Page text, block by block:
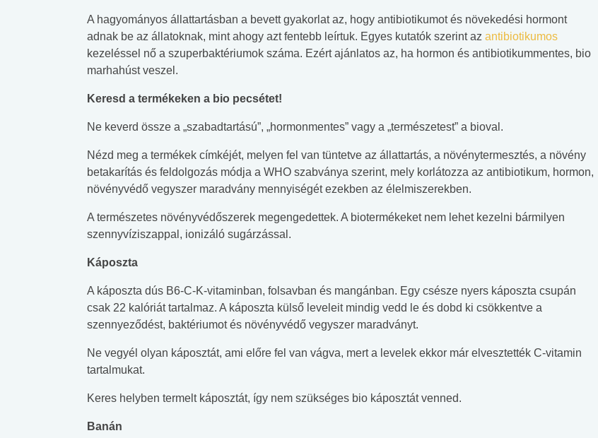
A hagyományos állattartásban a bevett gyakorlat az, hogy antibiotikumot és növekedési hormont
adnak be az állatoknak, mint ahogy azt fentebb leírtuk. Egyes kutatók szerint az antibiotikumos
kezeléssel nő a szuperbaktériumok száma. Ezért ajánlatos az, ha hormon és antibiotikummentes, bio
marhahúst veszel.
Keresd a termékeken a bio pecsétet!
Ne keverd össze a „szabadtartású”, „hormonmentes” vagy a „természetest” a bioval.
Nézd meg a termékek címkéjét, melyen fel van tüntetve az állattartás, a növénytermesztés, a növény
betakarítás és feldolgozás módja a WHO szabványa szerint, mely korlátozza az antibiotikum, hormon,
növényvédő vegyszer maradvány mennyiségét ezekben az élelmiszerekben.
A természetes növényvédőszerek megengedettek. A biotermékeket nem lehet kezelni bármilyen
szennyvíziszappal, ionizáló sugárzással.
Káposzta
A káposzta dús B6-C-K-vitaminban, folsavban és mangánban. Egy csésze nyers káposzta csupán
csak 22 kalóriát tartalmaz. A káposzta külső leveleit mindig vedd le és dobd ki csökkentve a
szennyeződést, baktériumot és növényvédő vegyszer maradványt.
Ne vegyél olyan káposztát, ami előre fel van vágva, mert a levelek ekkor már elvesztették C-vitamin
tartalmukat.
Keres helyben termelt káposztát, így nem szükséges bio káposztát venned.
Banán